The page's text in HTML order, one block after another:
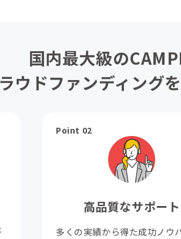
国内最大級の
ウドファンディング
Point 02
高品質なサポート
多くの実績から得た成功ノウ